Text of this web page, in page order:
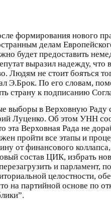
формирования нового
делам
будет предоставить
выразил надежду,
Людям не стоит бояться
Э.Брок. По его словам,
страну к подписанию
выборы в Верховную Раду
Луценко. Об этом УНН
эта Верховная Рада не
пройти все этапы и
от финансового
состав ЦИК, избрать
и
целостности,
на партийной основе по